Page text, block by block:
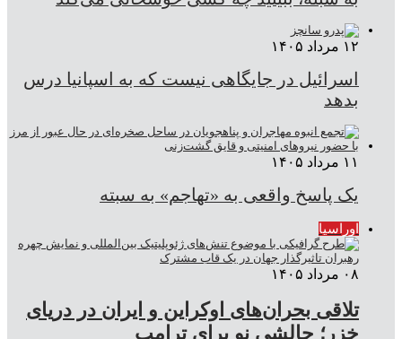
۱۲ مرداد ۱۴۰۵
اسرائیل در جایگاهی نیست که به اسپانیا درس
بدهد
۱۱ مرداد ۱۴۰۵
یک پاسخ واقعی به «تهاجم» به سبته
اوراسیا
۰۸ مرداد ۱۴۰۵
تلاقی بحران‌های اوکراین و ایران در دریای
خزر؛ چالشی نو برای ترامپ